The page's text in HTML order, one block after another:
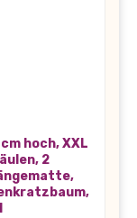
hoch, XXL
2